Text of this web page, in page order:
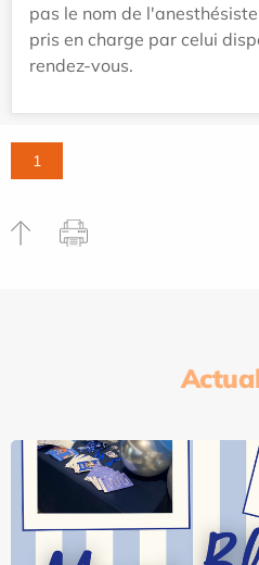
pas le nom de
pris en charge par celui
rendez-vous.
1